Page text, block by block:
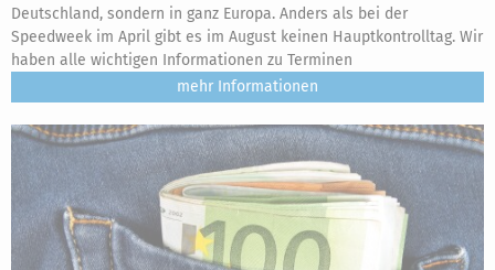
Deutschland, sondern in ganz Europa. Anders als bei der
Speedweek im April gibt es im August keinen Hauptkontrolltag. Wir
haben alle wichtigen Informationen zu Terminen
mehr